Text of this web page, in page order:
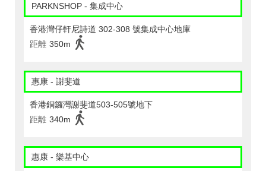
PARKNSHOP - 集成中心
香港灣仔軒尼詩道 302-308 號集成中心地庫
距離 350m
惠康 - 謝斐道
香港銅鑼灣謝斐道503-505號地下
距離 340m
惠康 - 樂基中心